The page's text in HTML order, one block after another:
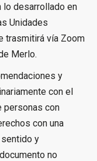
lo desarrollado en
Unidades
trasmitirá vía Zoom
Merlo.
y
con el
personas con
con una
y
no